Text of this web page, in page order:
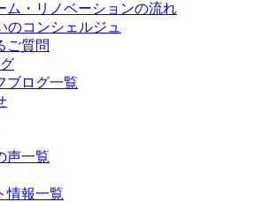
ム・リノベーションの流れ
のコンシェルジュ
ご質問
ブログ一覧
声一覧
情報一覧